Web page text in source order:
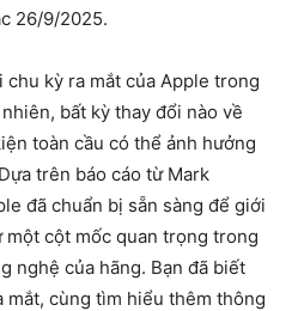
26/9/2025.
kỳ ra mắt của Apple trong
bất kỳ thay đổi nào về
toàn cầu có thể ảnh hưởng
trên báo cáo từ Mark
đã chuẩn bị sẵn sàng để giới
cột mốc quan trọng trong
nghệ của hãng. Bạn đã biết
mắt, cùng tìm hiểu thêm thông